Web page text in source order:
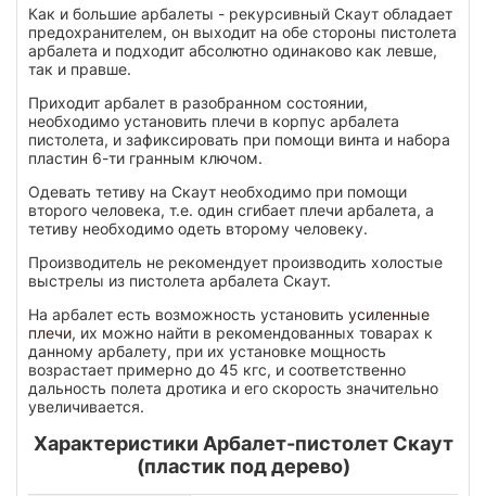
Как и большие арбалеты - рекурсивный Скаут обладает
предохранителем, он выходит на обе стороны пистолета
арбалета и подходит абсолютно одинаково как левше,
так и правше.
Приходит арбалет в разобранном состоянии,
необходимо установить плечи в корпус арбалета
пистолета, и зафиксировать при помощи винта и набора
пластин 6-ти гранным ключом.
Одевать тетиву на Скаут необходимо при помощи
второго человека, т.е. один сгибает плечи арбалета, а
тетиву необходимо одеть второму человеку.
Производитель не рекомендует производить холостые
выстрелы из пистолета арбалета Скаут.
На арбалет есть возможность установить усиленные
плечи, их можно найти в рекомендованных товарах к
данному арбалету, при их установке мощность
возрастает примерно до 45 кгс, и соответственно
дальность полета дротика и его скорость значительно
увеличивается.
Характеристики Арбалет-пистолет Скаут
(пластик под дерево)